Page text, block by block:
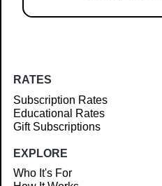
RATES
Subscription Rates
Educational Rates
Gift Subscriptions
EXPLORE
Who It's For